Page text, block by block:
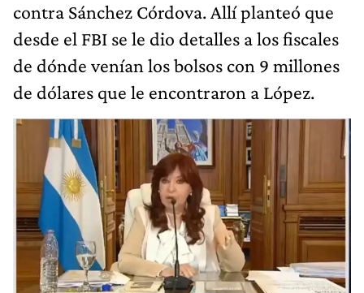
contra Sánchez Córdova. Allí planteó que
desde el FBI se le dio detalles a los fiscales
de dónde venían los bolsos con 9 millones
de dólares que le encontraron a López.